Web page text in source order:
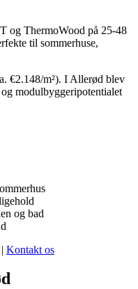
og ThermoWood på 25-48
til sommerhuse,
€2.148/m²). I Allerød blev
modulbyggeripotentialet
og bad
| Kontakt os